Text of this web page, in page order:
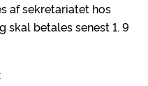
af sekretariatet hos
skal betales senest 1. 9